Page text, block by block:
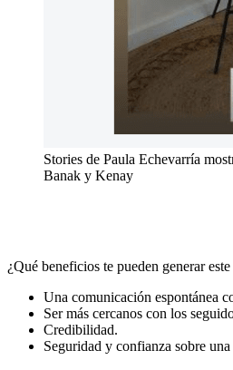
Stories de Paula Echevarría
Banak y Kenay
¿Qué beneficios te pueden generar
Una comunicación espontánea
Ser más cercanos con los
Credibilidad.
Seguridad y confianza sobre una